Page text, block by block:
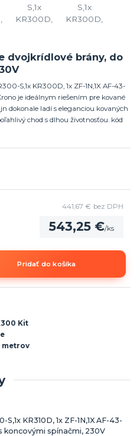
dvojkrídlové brány, do
S,1x KR300D, 1x ZF-1N,1X AF-43-
je ideálnym riešením pre kované
dokonale ladí s eleganciou kovaných
chod s dlhou životnosťou. kód
543,25 €/ks
441,67 € bez DPH
Pridať do košíka
Kit
metrov
S,1x KR310D, 1x ZF-1N,1X AF-43-
koncovými spínačmi, 230V